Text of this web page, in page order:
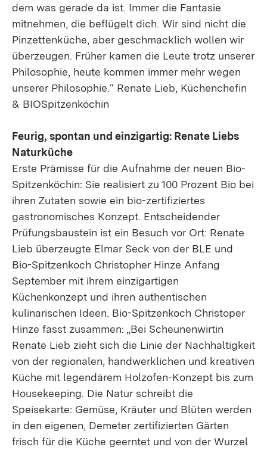
dem was gerade da ist. Immer die Fantasie
mitnehmen, die beflügelt dich. Wir sind nicht die
Pinzettenküche, aber geschmacklich wollen wir
überzeugen. Früher kamen die Leute trotz unserer
Philosophie, heute kommen immer mehr wegen
unserer Philosophie.“ Renate Lieb, Küchenchefin
& BIOSpitzenköchin
Feurig, spontan und einzigartig: Renate Liebs
Naturküche
Erste Prämisse für die Aufnahme der neuen Bio-
Spitzenköchin: Sie realisiert zu 100 Prozent Bio bei
ihren Zutaten sowie ein bio-zertifiziertes
gastronomisches Konzept. Entscheidender
Prüfungsbaustein ist ein Besuch vor Ort: Renate
Lieb überzeugte Elmar Seck von der BLE und
Bio-Spitzenkoch Christopher Hinze Anfang
September mit ihrem einzigartigen
Küchenkonzept und ihren authentischen
kulinarischen Ideen. Bio-Spitzenkoch Christoper
Hinze fasst zusammen: „Bei Scheunenwirtin
Renate Lieb zieht sich die Linie der Nachhaltigkeit
von der regionalen, handwerklichen und kreativen
Küche mit legendärem Holzofen-Konzept bis zum
Housekeeping. Die Natur schreibt die
Speisekarte: Gemüse, Kräuter und Blüten werden
in den eigenen, Demeter zertifizierten Gärten
frisch für die Küche geerntet und von der Wurzel